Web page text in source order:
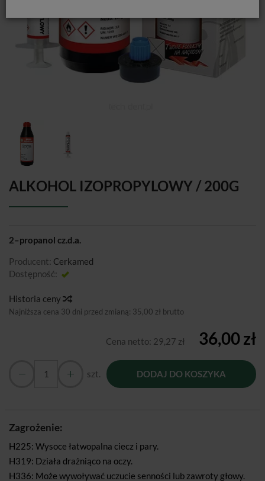
ALKOHOL IZOPROPYLOWY / 200G
2–propanol cz.d.a.
Producent: Cerkamed
Dostępność:
Historia ceny
Najniższa cena 30 dni przed zmianą: 35,00 zł brutto
Cena netto: 29,27 zł 36,00 zł
szt. DODAJ DO KOSZYKA
Zagrożenie:
H225: Wysoce łatwopalna ciecz i pary.
H319: Działa drażniąco na oczy.
H336: Może wywoływać uczucie senności lub zawroty głowy.